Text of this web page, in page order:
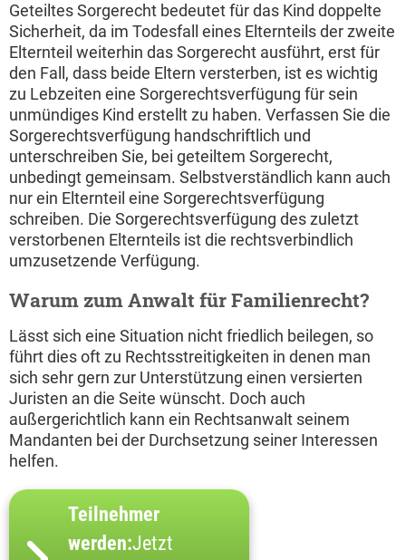
Geteiltes Sorgerecht bedeutet für das Kind doppelte
Sicherheit, da im Todesfall eines Elternteils der zweite
Elternteil weiterhin das Sorgerecht ausführt, erst für
den Fall, dass beide Eltern versterben, ist es wichtig
zu Lebzeiten eine Sorgerechtsverfügung für sein
unmündiges Kind erstellt zu haben. Verfassen Sie die
Sorgerechtsverfügung handschriftlich und
unterschreiben Sie, bei geteiltem Sorgerecht,
unbedingt gemeinsam. Selbstverständlich kann auch
nur ein Elternteil eine Sorgerechtsverfügung
schreiben. Die Sorgerechtsverfügung des zuletzt
verstorbenen Elternteils ist die rechtsverbindlich
umzusetzende Verfügung.
Warum zum Anwalt für Familienrecht?
Lässt sich eine Situation nicht friedlich beilegen, so
führt dies oft zu Rechtsstreitigkeiten in denen man
sich sehr gern zur Unterstützung einen versierten
Juristen an die Seite wünscht. Doch auch
außergerichtlich kann ein Rechtsanwalt seinem
Mandanten bei der Durchsetzung seiner Interessen
helfen.
Teilnehmer
werden:Jetzt